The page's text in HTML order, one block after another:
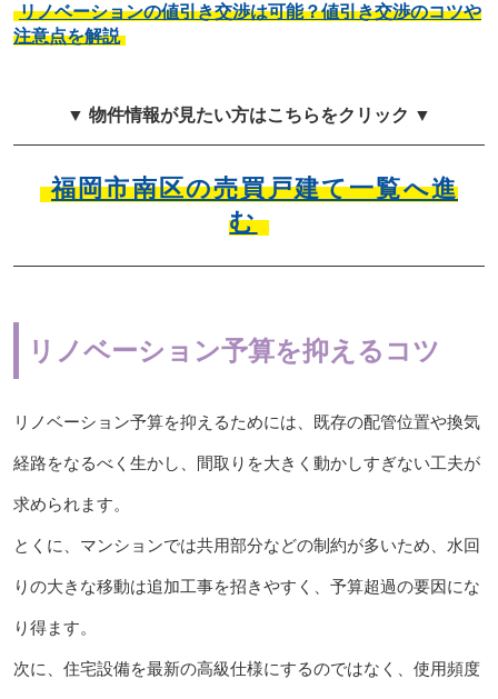
リノベーションの値引き交渉は可能？値引き交渉のコツや
注意点を解説
▼ 物件情報が見たい方はこちらをクリック ▼
福岡市南区の売買戸建て一覧へ進
む
リノベーション予算を抑えるコツ
リノベーション予算を抑えるためには、既存の配管位置や換気
経路をなるべく生かし、間取りを大きく動かしすぎない工夫が
求められます。
とくに、マンションでは共用部分などの制約が多いため、水回
りの大きな移動は追加工事を招きやすく、予算超過の要因にな
り得ます。
次に、住宅設備を最新の高級仕様にするのではなく、使用頻度